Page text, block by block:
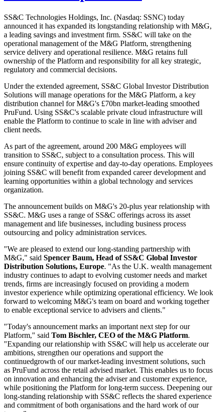
SS&C Technologies Holdings, Inc. (Nasdaq: SSNC) today
announced it has expanded its longstanding relationship with M&G,
a leading savings and investment firm. SS&C will take on the
operational management of the M&G Platform, strengthening
service delivery and operational resilience. M&G retains full
ownership of the Platform and responsibility for all key strategic,
regulatory and commercial decisions.
Under the extended agreement, SS&C Global Investor Distribution
Solutions will manage operations for the M&G Platform, a key
distribution channel for M&G's £70bn market-leading smoothed
PruFund. Using SS&C's scalable private cloud infrastructure will
enable the Platform to continue to scale in line with adviser and
client needs.
As part of the agreement, around 200 M&G employees will
transition to SS&C, subject to a consultation process. This will
ensure continuity of expertise and day-to-day operations. Employees
joining SS&C will benefit from expanded career development and
learning opportunities within a global technology and services
organization.
The announcement builds on M&G's 20-plus year relationship with
SS&C. M&G uses a range of SS&C offerings across its asset
management and life businesses, including business process
outsourcing and policy administration services.
"We are pleased to extend our long-standing partnership with
M&G," said Spencer Baum, Head of SS&C Global Investor
Distribution Solutions, Europe. "As the U.K. wealth management
industry continues to adapt to evolving customer needs and market
trends, firms are increasingly focused on providing a modern
investor experience while optimizing operational efficiency. We look
forward to welcoming M&G's team on board and working together
to enable exceptional service to advisers and clients."
"Today's announcement marks an important next step for our
Platform," said Tom Bischler, CEO of the M&G Platform.
"Expanding our relationship with SS&C will help us accelerate our
ambitions, strengthen our operations and support the
continuedgrowth of our market-leading investment solutions, such
as PruFund across the retail advised market. This enables us to focus
on innovation and enhancing the adviser and customer experience,
while positioning the Platform for long-term success. Deepening our
long-standing relationship with SS&C reflects the shared experience
and commitment of both organisations and the hard work of our